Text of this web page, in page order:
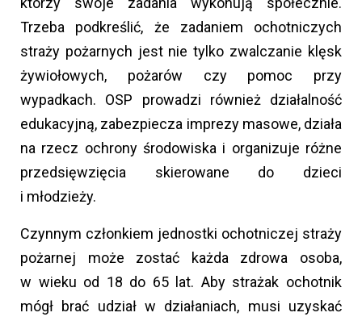
Trzeba podkreślić, że zadaniem ochotniczych
straży pożarnych jest nie tylko zwalczanie klęsk
żywiołowych, pożarów czy pomoc przy
wypadkach. OSP prowadzi również działalność
edukacyjną, zabezpiecza imprezy masowe, działa
na rzecz ochrony środowiska i organizuje różne
przedsięwzięcia skierowane do dzieci
i młodzieży.
Czynnym członkiem jednostki ochotniczej straży
pożarnej może zostać każda zdrowa osoba,
w wieku od 18 do 65 lat. Aby strażak ochotnik
mógł brać udział w działaniach, musi uzyskać